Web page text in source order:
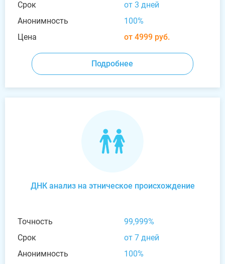
Срок
от 3 дней
Анонимность
100%
Цена
от 4999 руб.
Подробнее
ДНК анализ на этническое происхождение
Точность
99,999%
Срок
от 7 дней
Анонимность
100%